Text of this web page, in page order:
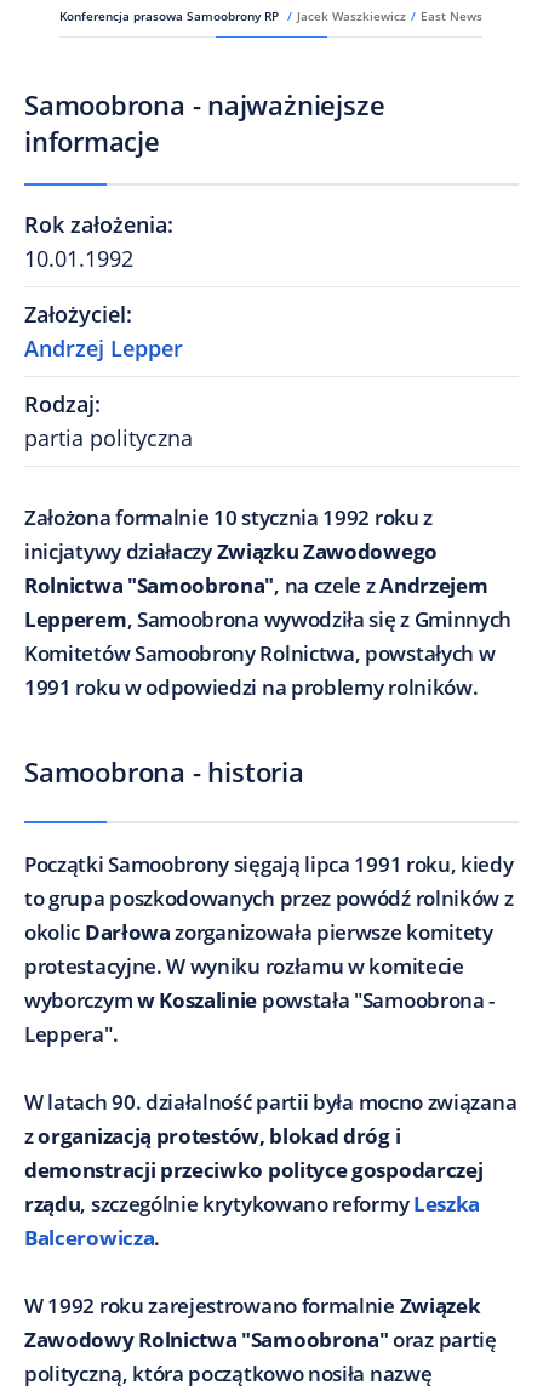
Konferencja prasowa Samoobrony RP / Jacek Waszkiewicz / East News
Samoobrona - najważniejsze
informacje
Rok założenia:
10.01.1992
Założyciel:
Andrzej Lepper
Rodzaj:
partia polityczna
Założona formalnie 10 stycznia 1992 roku z
inicjatywy działaczyZwiązku Zawodowego
Rolnictwa "Samoobrona", na czele zAndrzejem
Lepperem, Samoobrona wywodziła się z Gminnych
Komitetów Samoobrony Rolnictwa, powstałych w
1991 roku w odpowiedzi na problemy rolników.
Samoobrona - historia
Początki Samoobrony sięgają lipca 1991 roku, kiedy
to grupa poszkodowanych przez powódź rolników z
okolic Darłowazorganizowała pierwsze komitety
protestacyjne. W wyniku rozłamu w komitecie
wyborczymw Koszalinie powstała "Samoobrona -
Leppera".
W latach 90. działalność partii była mocno związana
zorganizacją protestów, blokad dróg i
demonstracji przeciwko polityce gospodarczej
rządu, szczególnie krytykowano reformyLeszka
Balcerowicza.
W 1992 roku zarejestrowano formalnie Związek
Zawodowy Rolnictwa "Samoobrona"oraz partię
polityczną, która początkowo nosiła nazwę